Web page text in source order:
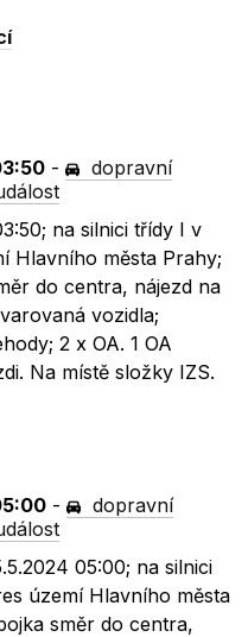
-
dopravní
na silnici třídy I v
Hlavního města Prahy;
do centra, nájezd na
vozidla;
2 x OA. 1 OA
Na místě složky IZS.
-
dopravní
05:00; na silnici
území Hlavního města
směr do centra,